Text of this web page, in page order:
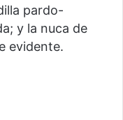
pardo-
y la nuca de
evidente.